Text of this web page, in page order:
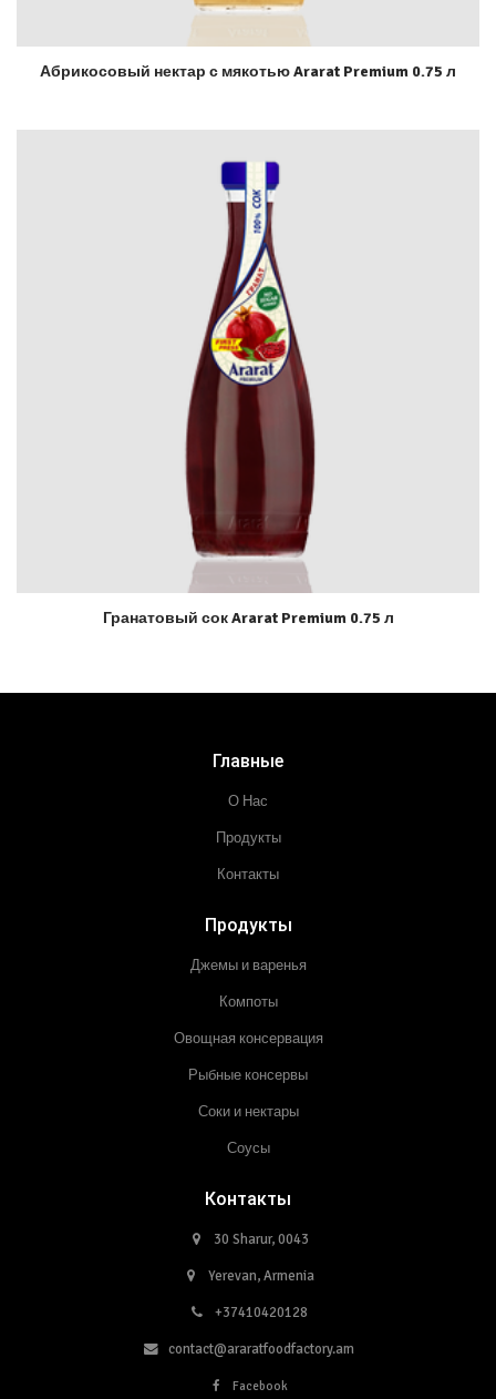
Абрикосовый нектар с мякотью Ararat Premium 0.75 л
Гранатовый сок Ararat Premium 0.75 л
Главные
О Нас
Продукты
Контакты
Продукты
Джемы и варенья
Компоты
Овощная консервация
Рыбные консервы
Соки и нектары
Соусы
Контакты
30 Sharur, 0043
Yerevan, Armenia
+37410420128
contact@araratfoodfactory.am
Facebook